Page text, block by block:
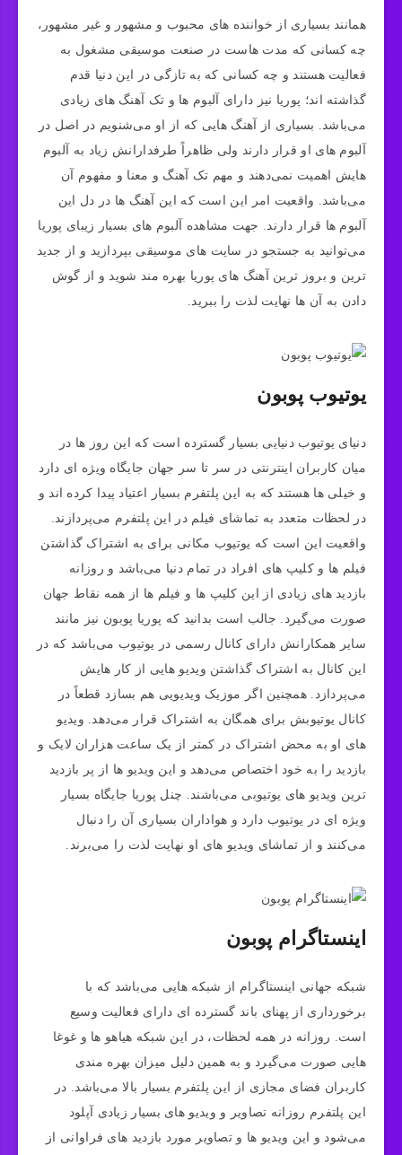
همانند بسیاری از خواننده های محبوب و مشهور و غیر مشهور،
چه کسانی که مدت هاست در صنعت موسیقی مشغول به
فعالیت هستند و چه کسانی که به تازگی در این دنیا قدم
گذاشته اند؛ پوریا نیز دارای آلبوم ها و تک آهنگ های زیادی
می‌باشد. بسیاری از آهنگ هایی که از او می‌شنویم در اصل در
آلبوم های او قرار دارند ولی ظاهراً طرفدارانش زیاد به آلبوم
هایش اهمیت نمی‌دهند و مهم تک آهنگ و معنا و مفهوم آن
می‌باشد. واقعیت امر این است که این آهنگ ها در دل این
آلبوم ها قرار دارند. جهت مشاهده آلبوم های بسیار زیبای پوریا
می‌توانید به جستجو در سایت های موسیقی بپردازید و از جدید
ترین و بروز ترین آهنگ های پوریا بهره مند شوید و از گوش
دادن به آن ها نهایت لذت را ببرید.
یوتیوب پوبون
دنیای یوتیوب دنیایی بسیار گسترده است که این روز ها در
میان کاربران اینترنتی در سر تا سر جهان جایگاه ویژه ای دارد
و خیلی ها هستند که به این پلتفرم بسیار اعتیاد پیدا کرده اند و
در لحظات متعدد به تماشای فیلم در این پلتفرم می‌پردازند.
واقعیت این است که یوتیوب مکانی برای به اشتراک گذاشتن
فیلم ها و کلیپ های افراد در تمام دنیا می‌باشد و روزانه
بازدید های زیادی از این کلیپ ها و فیلم ها از همه نقاط جهان
صورت می‌گیرد. جالب است بدانید که پوریا پوبون نیز مانند
سایر همکارانش دارای کانال رسمی در یوتیوب می‌باشد که در
این کانال به اشتراک گذاشتن ویدیو هایی از کار هایش
می‌پردازد. همچنین اگر موزیک ویدیویی هم بسازد قطعاً در
کانال یوتیوبش برای همگان به اشتراک قرار می‌دهد. ویدیو
های او به محض اشتراک در کمتر از یک ساعت هزاران لایک و
بازدید را به خود اختصاص می‌دهد و این ویدیو ها از پر بازدید
ترین ویدیو های یوتیوبی می‌باشند. چنل پوریا جایگاه بسیار
ویژه ای در یوتیوب دارد و هواداران بسیاری آن را دنبال
می‌کنند و از تماشای ویدیو های او نهایت لذت را می‌برند.
اینستاگرام پوبون
شبکه جهانی اینستاگرام از شبکه هایی می‌باشد که با
برخورداری از پهنای باند گسترده ای دارای فعالیت وسیع
است. روزانه در همه لحظات، در این شبکه هیاهو ها و غوغا
هایی صورت می‌گیرد و به همین دلیل میزان بهره مندی
کاربران فضای مجازی از این پلتفرم بسیار بالا می‌باشد. در
این پلتفرم روزانه تصاویر و ویدیو های بسیار زیادی آپلود
می‌شود و این ویدیو ها و تصاویر مورد بازدید های فراوانی از